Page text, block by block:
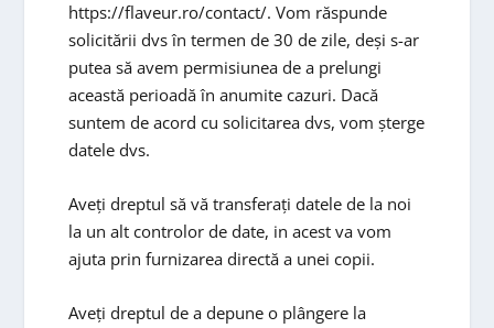
https://flaveur.ro/contact/. Vom răspunde
solicitării dvs în termen de 30 de zile, deși s-ar
putea să avem permisiunea de a prelungi
această perioadă în anumite cazuri. Dacă
suntem de acord cu solicitarea dvs, vom șterge
datele dvs.
Aveți dreptul să vă transferați datele de la noi
la un alt controlor de date, in acest va vom
ajuta prin furnizarea directă a unei copii.
Aveți dreptul de a depune o plângere la